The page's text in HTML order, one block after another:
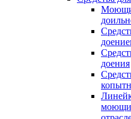
доения